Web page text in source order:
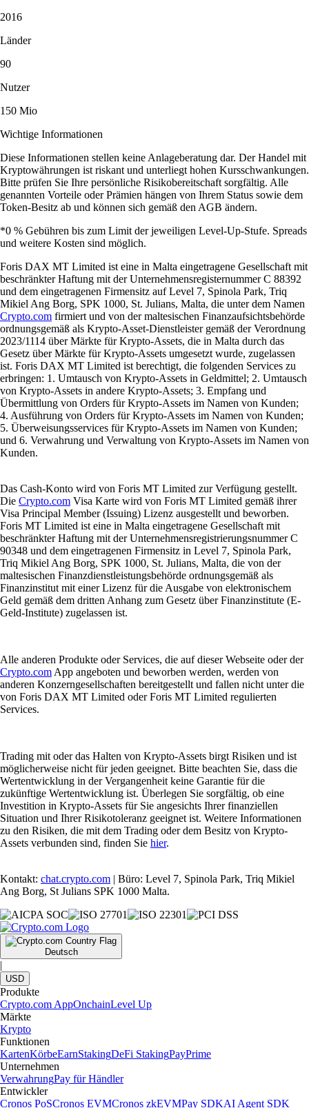
2016
Länder
90
Nutzer
150 Mio
Wichtige Informationen
Diese Informationen stellen keine Anlageberatung dar. Der Handel mit
Kryptowährungen ist riskant und unterliegt hohen Kursschwankungen.
Bitte prüfen Sie Ihre persönliche Risikobereitschaft sorgfältig. Alle
genannten Vorteile oder Prämien hängen von Ihrem Status sowie dem
Token-Besitz ab und können sich gemäß den AGB ändern.
*0 % Gebühren bis zum Limit der jeweiligen Level-Up-Stufe. Spreads
und weitere Kosten sind möglich.
Foris DAX MT Limited ist eine in Malta eingetragene Gesellschaft mit
beschränkter Haftung mit der Unternehmensregisternummer C 88392
und dem eingetragenen Firmensitz auf Level 7, Spinola Park, Triq
Mikiel Ang Borg, SPK 1000, St. Julians, Malta, die unter dem Namen
Crypto.com firmiert und von der maltesischen Finanzaufsichtsbehörde
ordnungsgemäß als Krypto-Asset-Dienstleister gemäß der Verordnung
2023/1114 über Märkte für Krypto-Assets, die in Malta durch das
Gesetz über Märkte für Krypto-Assets umgesetzt wurde, zugelassen
ist. Foris DAX MT Limited ist berechtigt, die folgenden Services zu
erbringen: 1. Umtausch von Krypto-Assets in Geldmittel; 2. Umtausch
von Krypto-Assets in andere Krypto-Assets; 3. Empfang und
Übermittlung von Orders für Krypto-Assets im Namen von Kunden;
4. Ausführung von Orders für Krypto-Assets im Namen von Kunden;
5. Überweisungsservices für Krypto-Assets im Namen von Kunden;
und 6. Verwahrung und Verwaltung von Krypto-Assets im Namen von
Kunden.
Das Cash-Konto wird von Foris MT Limited zur Verfügung gestellt.
Die Crypto.com Visa Karte wird von Foris MT Limited gemäß ihrer
Visa Principal Member (Issuing) Lizenz ausgestellt und beworben.
Foris MT Limited ist eine in Malta eingetragene Gesellschaft mit
beschränkter Haftung mit der Unternehmensregistrierungsnummer C
90348 und dem eingetragenen Firmensitz in Level 7, Spinola Park,
Triq Mikiel Ang Borg, SPK 1000, St. Julians, Malta, die von der
maltesischen Finanzdienstleistungsbehörde ordnungsgemäß als
Finanzinstitut mit einer Lizenz für die Ausgabe von elektronischem
Geld gemäß dem dritten Anhang zum Gesetz über Finanzinstitute (E-
Geld-Institute) zugelassen ist.
Alle anderen Produkte oder Services, die auf dieser Webseite oder der
Crypto.com App angeboten und beworben werden, werden von
anderen Konzerngesellschaften bereitgestellt und fallen nicht unter die
von Foris DAX MT Limited oder Foris MT Limited regulierten
Services.
Trading mit oder das Halten von Krypto-Assets birgt Risiken und ist
möglicherweise nicht für jeden geeignet. Bitte beachten Sie, dass die
Wertentwicklung in der Vergangenheit keine Garantie für die
zukünftige Wertentwicklung ist. Überlegen Sie sorgfältig, ob eine
Investition in Krypto-Assets für Sie angesichts Ihrer finanziellen
Situation und Ihrer Risikotoleranz geeignet ist. Weitere Informationen
zu den Risiken, die mit dem Trading oder dem Besitz von Krypto-
Assets verbunden sind, finden Sie hier.
Kontakt: chat.crypto.com | Büro: Level 7, Spinola Park, Triq Mikiel
Ang Borg, St Julians SPK 1000 Malta.
Deutsch
|
USD
Produkte
Crypto.com AppOnchainLevel Up
Märkte
Krypto
Funktionen
KartenKörbeEarnStakingDeFi StakingPayPrime
Unternehmen
VerwahrungPay für Händler
Entwickler
Cronos PoSCronos EVMCronos zkEVMPay SDKAI Agent SDK